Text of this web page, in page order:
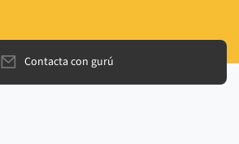
Contacta con gurú